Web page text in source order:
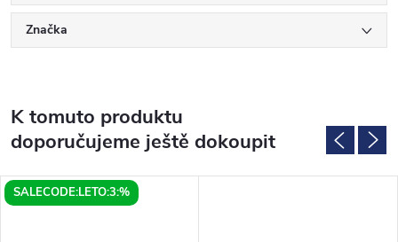
Značka
K tomuto produktu
doporučujeme ještě dokoupit
SALECODE:LETO:3:%